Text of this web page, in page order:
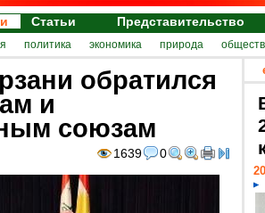
Статьи Представительство
политика экономика природа
обратился
и
союзам
1639 0